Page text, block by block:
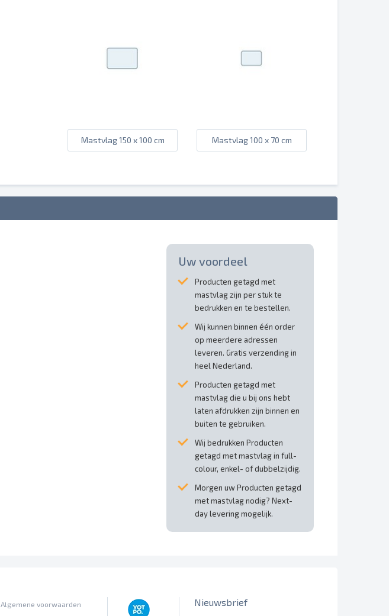
Mastvlag 150 x 100 cm Mastvlag 100 x 70 cm
Uw voordeel
Producten getagd met
mastvlag zijn per stuk te
bedrukken en te bestellen.
Wij kunnen binnen één order
op meerdere adressen
leveren. Gratis verzending in
heel Nederland.
Producten getagd met
mastvlag die u bij ons hebt
laten afdrukken zijn binnen en
buiten te gebruiken.
Wij bedrukken Producten
getagd met mastvlag in full-
colour, enkel- of dubbelzijdig.
Morgen uw Producten getagd
met mastvlag nodig? Next-
day levering mogelijk.
Algemene voorwaarden
Nieuwsbrief